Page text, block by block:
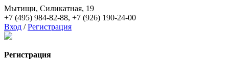
Мытищи, Силикатная, 19
+7 (495) 984-82-88, +7 (926) 190-24-00
Вход / Регистрация
Регистрация